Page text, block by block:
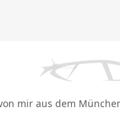
mir aus dem